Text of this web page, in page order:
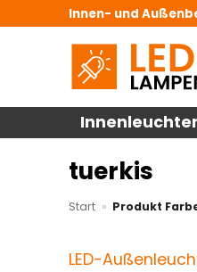
Innen- und
tuerkis
Start » Produkt
LED-